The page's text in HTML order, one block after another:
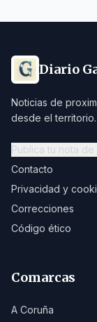
Diario
Noticias de
desde el
Publica tu nota de
Contacto
Privacidad y
Correcciones
Código ético
Comarcas
A Coruña